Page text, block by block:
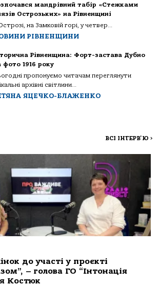
мандрівний табір «Стежками
Острозьких» на Рівненщині
на Замковій горі, у четвер...
РІВНЕНЩИНИ
Рівненщина: Форт-застава Дубно
фото 1916 року
пропонуємо читачам переглянути
архівні світлини...
ЯЦЕЧКО-БЛАЖЕНКО
ВСІ ІНТЕРВ'Ю >
до участі у проєкті
– голова ГО “Інтонація
Костюк